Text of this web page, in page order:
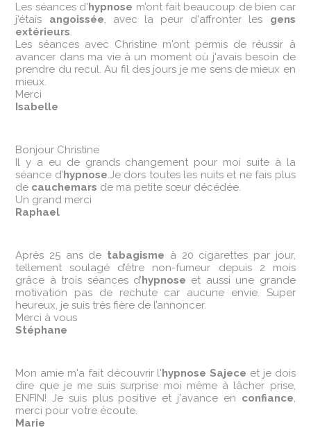
‌Les séances d'hypnose m’ont fait beaucoup de bien car
j'étais angoissée, avec la peur d'affronter les gens
extérieurs.
Les séances avec Christine m'ont permis de réussir à
avancer dans ma vie à un moment où j'avais besoin de
prendre du recul. Au fil des jours je me sens de mieux en
mieux.
Merci
Isabelle
Bonjour Christine
Il y a eu de grands changement pour moi suite à la
séance d’hypnose.Je dors toutes les nuits et ne fais plus
de cauchemars de ma petite sœur décédée.
Un grand merci
Raphael
Après 25 ans de tabagisme à 20 cigarettes par jour,
tellement soulagé d’être non-fumeur depuis 2 mois
grâce à trois séances d’hypnose et aussi une grande
motivation pas de rechute car aucune envie. Super
heureux, je suis très fière de l’annoncer.
Merci à vous
Stéphane
Mon amie m'a fait découvrir l'hypnose Sajece et je dois
dire que je me suis surprise moi même à lâcher prise,
ENFIN! Je suis plus positive et j'avance en confiance,
merci pour votre écoute.
Marie